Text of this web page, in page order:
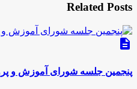
Related Posts
description
پنجمین جلسه شورای آموزش و